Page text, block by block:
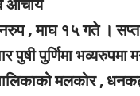
आचार्य
, माघ १५ गते ।
पुषी पुर्णिमा
मलकोर ,